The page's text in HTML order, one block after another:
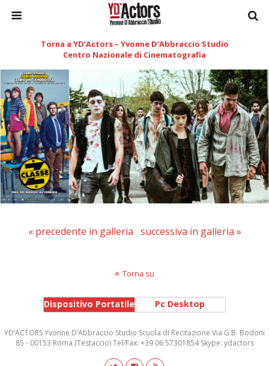
Torna a YD’Actors – Yvonne D’Abbraccio Studio
Centro Nazionale di Cinematografia
« precedente in galleria successiva in galleria »
Torna su
Dispositivo Portatile Pc Desktop
YD’ACTORS Yvonne D’Abbraccio Studio Scuola di Recitazione Via G.B. Bodoni
85 - 00153 Roma (Testaccio) Tel/Fax: +39 06 57301854 Skype: ydactors